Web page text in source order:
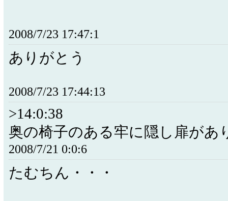
2008/7/23 17:47:1
ありがとう
2008/7/23 17:44:13
>14:0:38
奥の椅子のある牢に隠し扉があ
2008/7/21 0:0:6
たむちん・・・